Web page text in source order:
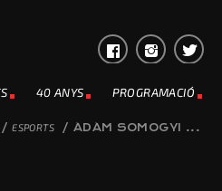
40 ANYS PROGRAMACIÓ
/ ESPORTS / ÁDÁM SOMOGYI ...